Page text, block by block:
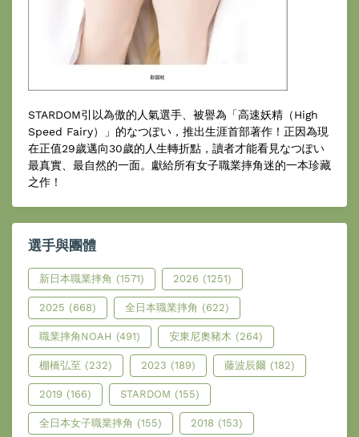
STARDOM引以為傲的人氣選手、被譽為「高速妖精（High
Speed Fairy）」的なつぽい，推出生涯首部著作！正因為現
在正值29歲邁向30歲的人生轉折點，讀者才能看見なつぽい
最真實、最自然的一面。獻給所有女子職業摔角迷的一本珍藏
之作！
選手與團體
新日本職業摔角 (1571) 2026 (1251)
2025 (668) 全日本職業摔角 (622)
職業摔角NOAH (491) 安東尼奧豬木 (264)
棚橋弘至 (232) 2023 (189) 藤波辰爾 (182)
2019 (166) STARDOM (155)
全日本女子職業摔角 (155) 2018 (153)